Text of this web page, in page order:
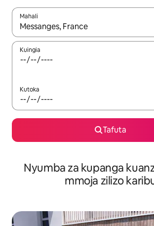
Mahali
Wakati matokeo yanapatikana, vinjari
Kuingia
Kutoka
Tafuta
Nyumba za kupanga
mmoja zilizo